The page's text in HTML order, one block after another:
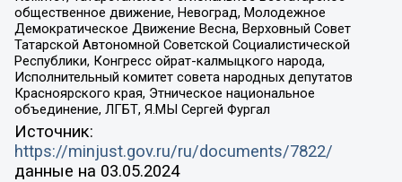
общественное движение, Невоград, Молодежное
Демократическое Движение Весна, Верховный Совет
Татарской Автономной Советской Социалистической
Республики, Конгресс ойрат-калмыцкого народа,
Исполнительный комитет совета народных депутатов
Красноярского края, Этническое национальное
объединение, ЛГБТ, Я.МЫ Сергей Фургал
Источник:
https://minjust.gov.ru/ru/documents/7822/
данные на 03.05.2024